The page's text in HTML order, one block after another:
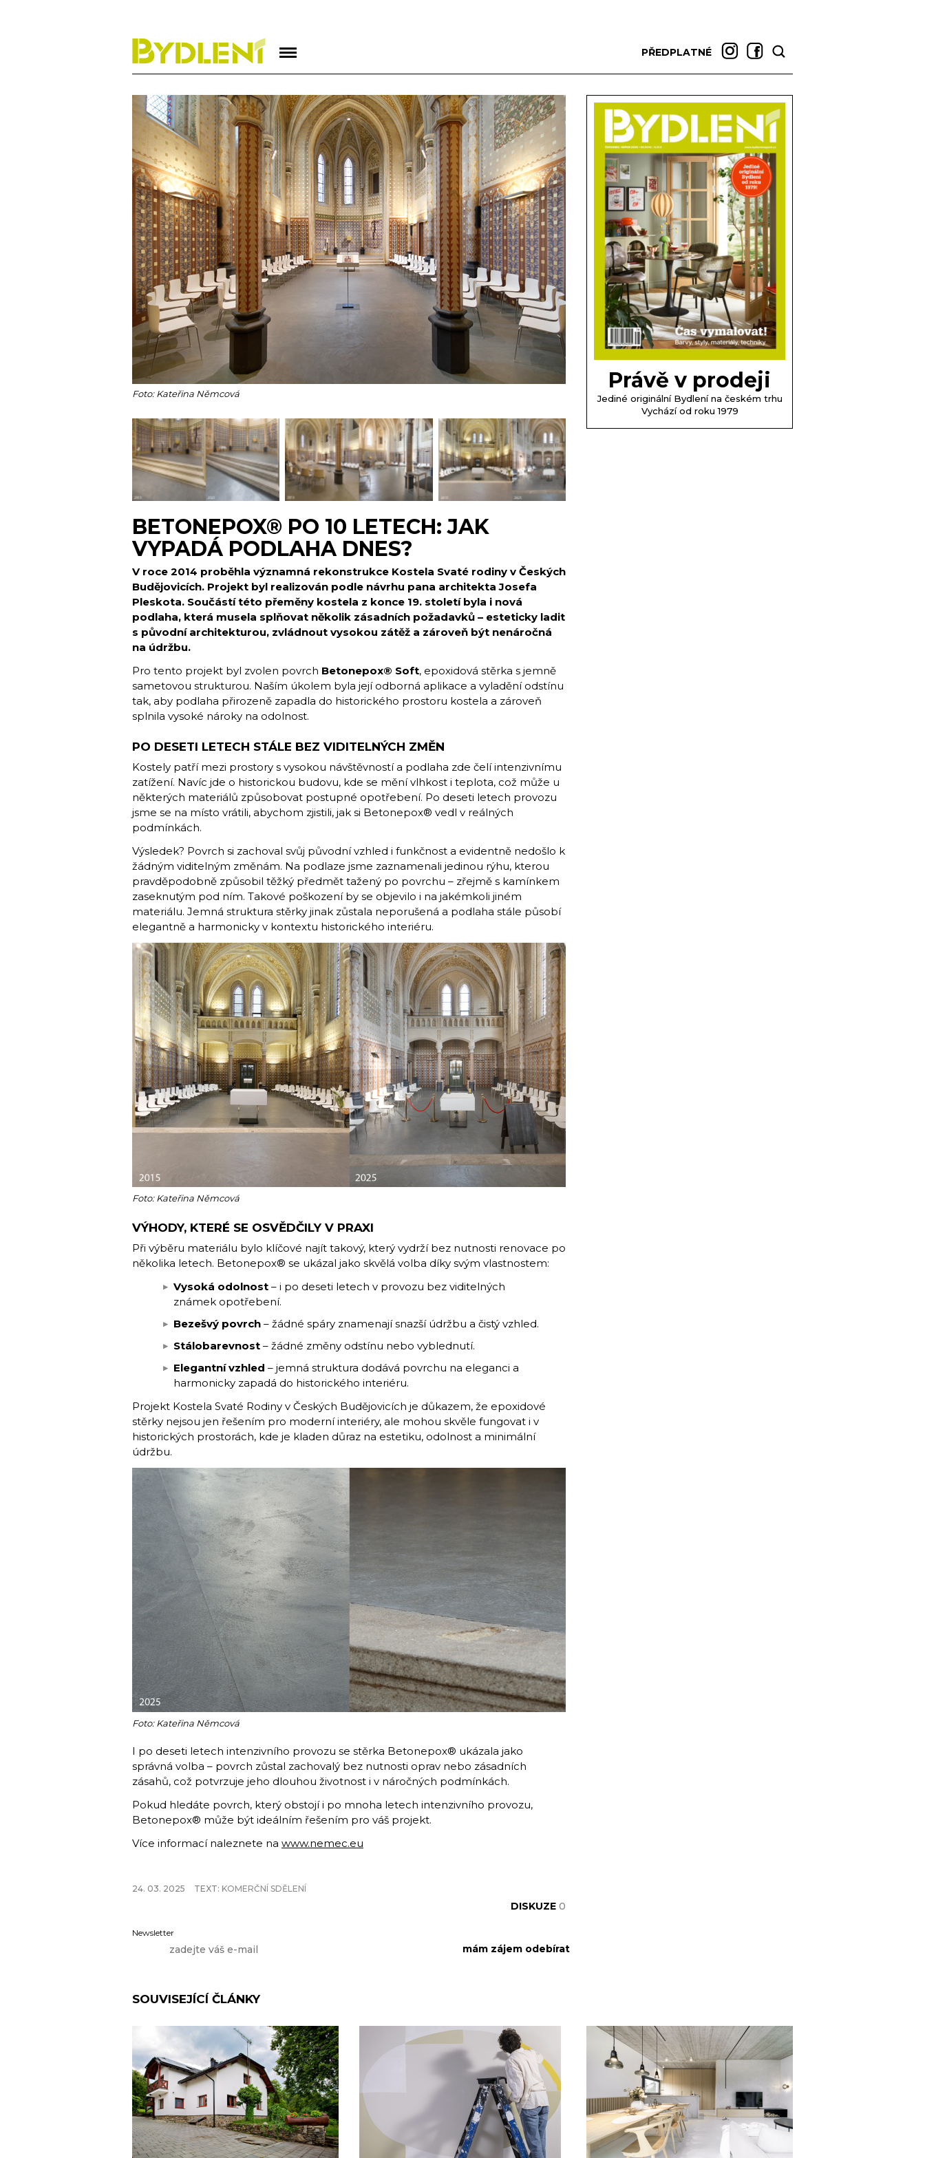
PŘEDPLATNÉ
Foto: Kateřina Němcová
BETONEPOX® PO 10 LETECH: JAK
VYPADÁ PODLAHA DNES?
V roce 2014 proběhla významná rekonstrukce Kostela Svaté rodiny v Českých
Budějovicích. Projekt byl realizován podle návrhu pana architekta Josefa
Pleskota. Součástí této přeměny kostela z konce 19. století byla i nová
podlaha, která musela splňovat několik zásadních požadavků – esteticky ladit
s původní architekturou, zvládnout vysokou zátěž a zároveň být nenáročná
na údržbu.
Pro tento projekt byl zvolen povrch Betonepox® Soft, epoxidová stěrka s jemně
sametovou strukturou. Naším úkolem byla její odborná aplikace a vyladění odstínu
tak, aby podlaha přirozeně zapadla do historického prostoru kostela a zároveň
splnila vysoké nároky na odolnost.
PO DESETI LETECH STÁLE BEZ VIDITELNÝCH ZMĚN
Kostely patří mezi prostory s vysokou návštěvností a podlaha zde čelí intenzivnímu
zatížení. Navíc jde o historickou budovu, kde se mění vlhkost i teplota, což může u
některých materiálů způsobovat postupné opotřebení. Po deseti letech provozu
jsme se na místo vrátili, abychom zjistili, jak si Betonepox® vedl v reálných
podmínkách.
Výsledek? Povrch si zachoval svůj původní vzhled i funkčnost a evidentně nedošlo k
žádným viditelným změnám. Na podlaze jsme zaznamenali jedinou rýhu, kterou
pravděpodobně způsobil těžký předmět tažený po povrchu – zřejmě s kamínkem
zaseknutým pod ním. Takové poškození by se objevilo i na jakémkoli jiném
materiálu. Jemná struktura stěrky jinak zůstala neporušená a podlaha stále působí
elegantně a harmonicky v kontextu historického interiéru.
Foto: Kateřina Němcová
VÝHODY, KTERÉ SE OSVĚDČILY V PRAXI
Při výběru materiálu bylo klíčové najít takový, který vydrží bez nutnosti renovace po
několika letech. Betonepox® se ukázal jako skvělá volba díky svým vlastnostem:
Vysoká odolnost – i po deseti letech v provozu bez viditelných
známek opotřebení.
Bezešvý povrch – žádné spáry znamenají snazší údržbu a čistý vzhled.
Stálobarevnost – žádné změny odstínu nebo vyblednutí.
Elegantní vzhled – jemná struktura dodává povrchu na eleganci a
harmonicky zapadá do historického interiéru.
Projekt Kostela Svaté Rodiny v Českých Budějovicích je důkazem, že epoxidové
stěrky nejsou jen řešením pro moderní interiéry, ale mohou skvěle fungovat i v
historických prostorách, kde je kladen důraz na estetiku, odolnost a minimální
údržbu.
Foto: Kateřina Němcová
I po deseti letech intenzivního provozu se stěrka Betonepox® ukázala jako
správná volba – povrch zůstal zachovalý bez nutnosti oprav nebo zásadních
zásahů, což potvrzuje jeho dlouhou životnost i v náročných podmínkách.
Pokud hledáte povrch, který obstojí i po mnoha letech intenzivního provozu,
Betonepox® může být ideálním řešením pro váš projekt.
Více informací naleznete na www.nemec.eu
24. 03. 2025 TEXT: KOMERČNÍ SDĚLENÍ
DISKUZE 0
Newsletter
SOUVISEJÍCÍ ČLÁNKY
Právě v prodeji
Jediné originální Bydlení na českém trhu
Vychází od roku 1979